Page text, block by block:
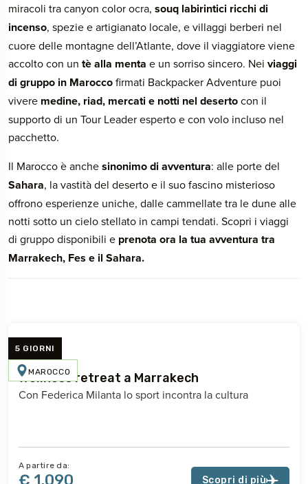
miracoli tra canyon color ocra, souq labirintici ricchi di
incenso, spezie e artigianato locale, e villaggi berberi nel
cuore delle montagne dell’Atlante, dove il viaggiatore viene
accolto con un tè alla menta e un sorriso sincero. Nei viaggi
di gruppo in Maroccofirmati Backpacker Adventure puoi
vivere medine, riad, mercati e notti nel desertocon il
supporto di un Tour Leader esperto e con volo incluso nel
pacchetto.
Il Marocco è anchesinonimo di avventura: alle porte del
Sahara, la vastità del deserto e il suo fascino misterioso
offrono esperienze uniche, dalle cammellate tra le dune alle
notti sotto un cielo stellato in campi tendati. Scopri i viaggi
di gruppo disponibili e prenota ora la tua avventura tra
Marrakech, Fes e il Sahara.
5 GIORNI
MAROCCO
Wellness retreat a Marrakech
Con Federica Milanta lo sport incontra la cultura
A partire da:
€ 1.090 Scopri di più